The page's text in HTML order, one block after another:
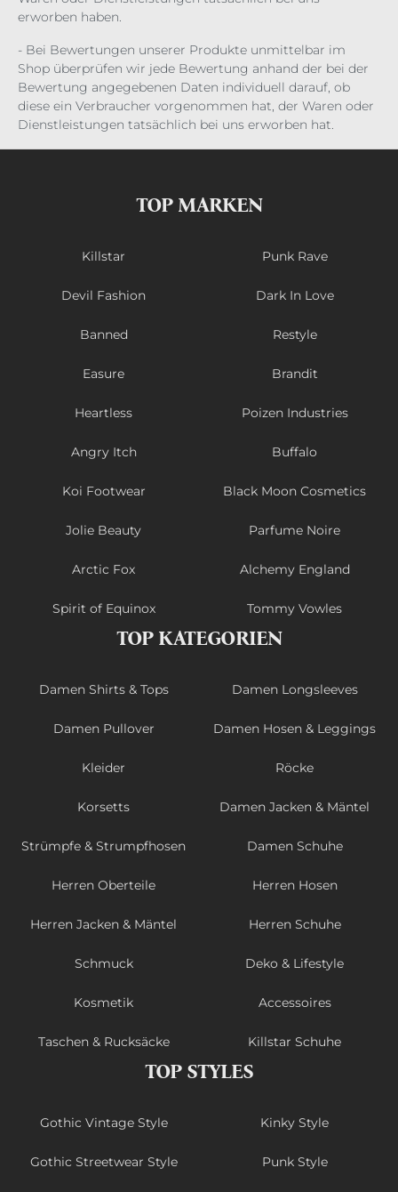
erworben haben.
- Bei Bewertungen unserer Produkte unmittelbar im
Shop überprüfen wir jede Bewertung anhand der bei der
Bewertung angegebenen Daten individuell darauf, ob
diese ein Verbraucher vorgenommen hat, der Waren oder
Dienstleistungen tatsächlich bei uns erworben hat.
TOP MARKEN
Killstar Punk Rave
Devil Fashion Dark In Love
Banned Restyle
Easure Brandit
Heartless Poizen Industries
Angry Itch Buffalo
Koi Footwear Black Moon Cosmetics
Jolie Beauty Parfume Noire
Arctic Fox Alchemy England
Spirit of Equinox Tommy Vowles
TOP KATEGORIEN
Damen Shirts & Tops Damen Longsleeves
Damen Pullover Damen Hosen & Leggings
Kleider Röcke
Korsetts Damen Jacken & Mäntel
Strümpfe & Strumpfhosen Damen Schuhe
Herren Oberteile Herren Hosen
Herren Jacken & Mäntel Herren Schuhe
Schmuck Deko & Lifestyle
Kosmetik Accessoires
Taschen & Rucksäcke Killstar Schuhe
TOP STYLES
Gothic Vintage Style Kinky Style
Gothic Streetwear Style Punk Style